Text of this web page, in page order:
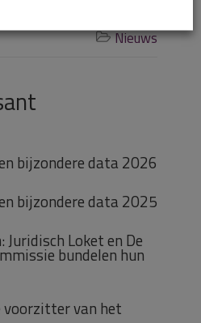
 Nieuws
bijzondere data 2026
bijzondere data 2025
Juridisch Loket en De
bundelen hun
voorzitter van het